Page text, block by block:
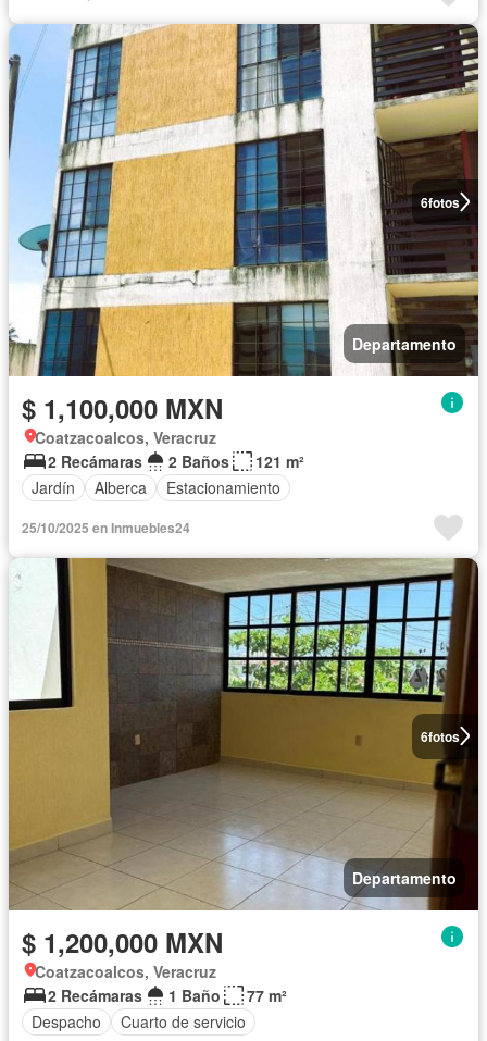
6fotos
Departamento
$ 1,100,000 MXN
Coatzacoalcos, Veracruz
2 Recámaras
2 Baños
121 m²
Jardín
Alberca Estacionamiento
25/10/2025 en Inmuebles24
6fotos
Departamento
$ 1,200,000 MXN
Coatzacoalcos, Veracruz
2 Recámaras
1 Baño
77 m²
Despacho
Cuarto de servicio